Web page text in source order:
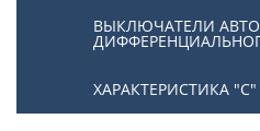
ВЫКЛЮЧАТЕЛИ
ХАРАКТЕРИСТИКА "С"